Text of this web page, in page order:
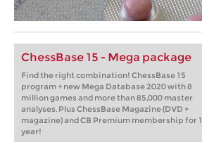
ChessBase 15 - Mega package
Find the right combination! ChessBase 15
program + new Mega Database 2020 with 8
million games and more than 85,000 master
analyses. Plus ChessBase Magazine (DVD +
magazine) and CB Premium membership for 1
year!